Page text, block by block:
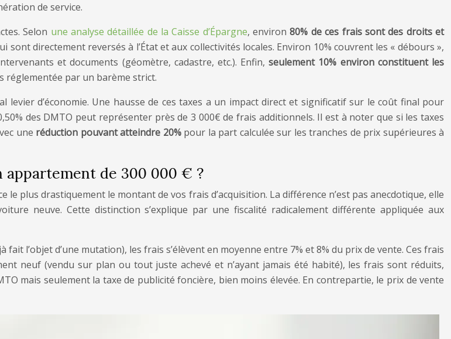
de service.
Selon une analyse détaillée de la Caisse d’Épargne, environ80% de ces frais sont des droits et
directement reversés à l’État et aux collectivités locales. Environ 10% couvrent les « débours »,
et documents (géomètre, cadastre, etc.). Enfin,seulement 10% environ constituent les
réglementée par un barème strict.
levier d’économie. Une hausse de ces taxes a un impact direct et significatif sur le coût final pour
des DMTO peut représenter près de 3 000€ de frais additionnels. Il est à noter que si les taxes
une réduction pouvant atteindre 20%pour la part calculée sur les tranches de prix supérieures à
de 300 000 € ?
plus drastiquement le montant de vos frais d’acquisition. La différence n’est pas anecdotique, elle
neuve. Cette distinction s’explique par une fiscalité radicalement différente appliquée aux
l’objet d’une mutation), les frais s’élèvent en moyenne entre 7% et 8% du prix de vente. Ces frais
neuf (vendu sur plan ou tout juste achevé et n’ayant jamais été habité), les frais sont réduits,
mais seulement la taxe de publicité foncière, bien moins élevée. En contrepartie, le prix de vente